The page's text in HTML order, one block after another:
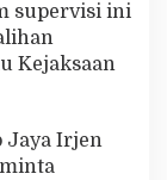
supervisi ini
Kejaksaan
Jaya Irjen